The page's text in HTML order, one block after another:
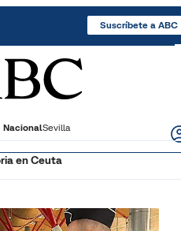
Suscríbete a ABC
NacionalSevilla
en Ceuta